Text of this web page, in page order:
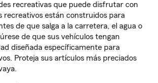
recreativas que puede disfrutar con
recreativos están construidos para
de que salga a la carretera, el agua o
de que sus vehículos tengan
diseñada específicamente para
Proteja sus artículos más preciados